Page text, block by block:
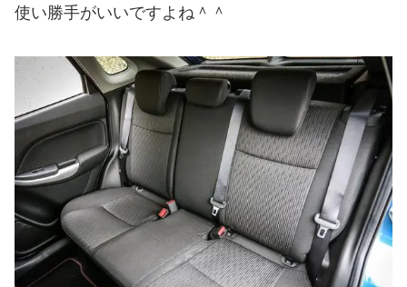
使い勝手がいいですよね＾＾